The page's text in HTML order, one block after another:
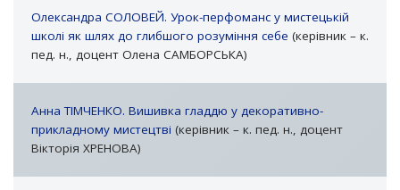
Олександра СОЛОВЕЙ. Урок-перфоманс у мистецькій
школі як шлях до глибшого розуміння себе (керівник – к.
пед. н., доцент Олена САМБОРСЬКА)
Анна ТІМЧЕНКО. Вишивка гладдю у декоративно-
прикладному мистецтві (керівник – к. пед. н., доцент
Вікторія ХРЕНОВА)